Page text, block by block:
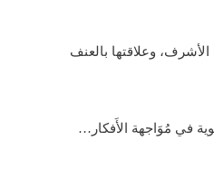
وعلاقتها بالعنف
في مُوَاجهة الأَفكار…